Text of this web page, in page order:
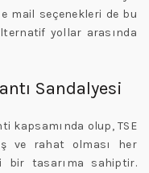
mail seçenekleri de bu
yollar arasında
Sandalyesi
kapsamında olup, TSE
ve rahat olması her
bir tasarıma sahiptir.